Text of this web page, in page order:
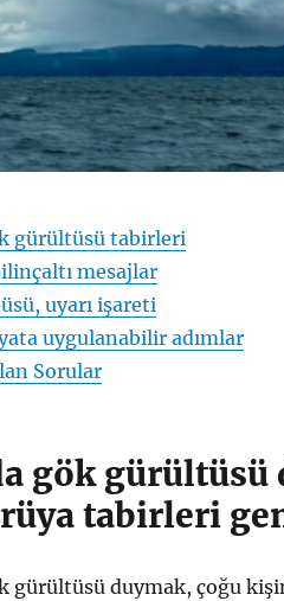
gürültüsü tabirleri
mesajlar
uyarı işareti
uygulanabilir adımlar
Sorular
gök gürültüsü
tabirleri
gürültüsü duymak, çoğu